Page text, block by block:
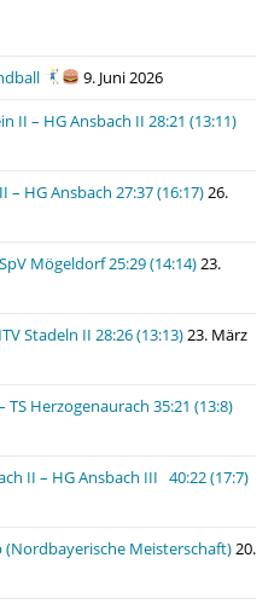
9. Juni 2026
II – HG Ansbach II 28:21 (13:11)
HG Ansbach 27:37 (16:17)26.
Mögeldorf 25:29 (14:14)23.
Stadeln II 28:26 (13:13)23. März
Herzogenaurach 35:21 (13:8)
II – HG Ansbach III 40:22 (17:7)
Meisterschaft)20.